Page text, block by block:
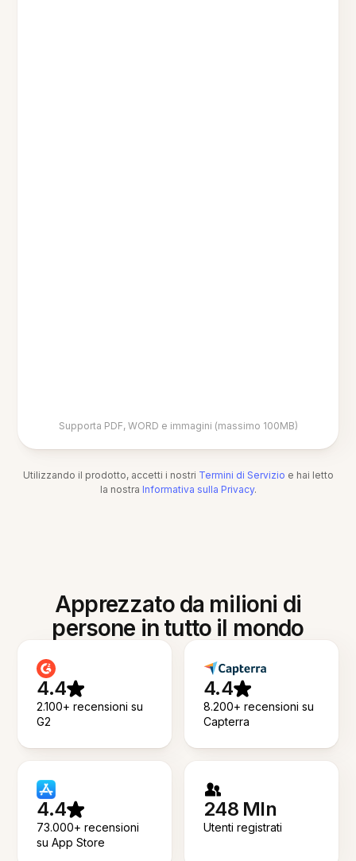
Supporta PDF, WORD e immagini (massimo 100MB)
Utilizzando il prodotto, accetti i nostri Termini di Servizio e hai letto
la nostra Informativa sulla Privacy.
Apprezzato da milioni di
persone in tutto il mondo
4.4
2.100+ recensioni su
G2
4.4
8.200+ recensioni su
Capterra
4.4
73.000+ recensioni
su App Store
248 Mln
Utenti registrati